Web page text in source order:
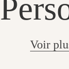
Voir